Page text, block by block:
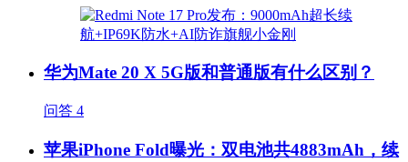
华为Mate 20 X 5G版和普通版有什么区别？
问答 4
苹果iPhone Fold曝光：双电池共4883mAh，续